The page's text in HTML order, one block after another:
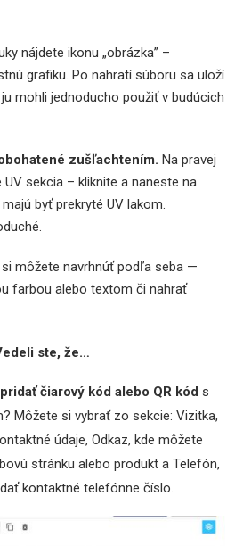
nájdete ikonu „obrázka” –
grafiku. Po nahratí súboru sa uloží
mohli jednoducho použiť v budúcich
zušľachtením. Na pravej
sekcia – kliknite a naneste na
byť prekryté UV lakom.
môžete navrhnúť podľa seba —
farbou alebo textom či nahrať
ste, že…
čiarový kód alebo QR kód s
Môžete si vybrať zo sekcie: Vizitka,
údaje, Odkaz, kde môžete
stránku alebo produkt a Telefón,
kontaktné telefónne číslo.